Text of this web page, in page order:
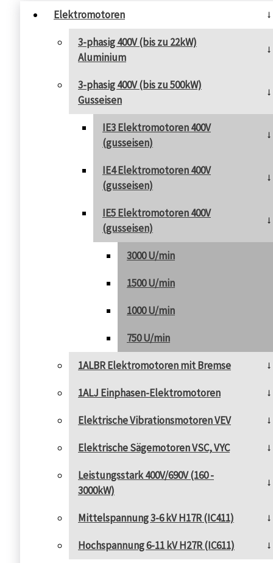
Elektromotoren
3-phasig 400V (bis zu 22kW)
Aluminium
3-phasig 400V (bis zu 500kW)
Gusseisen
IE3 Elektromotoren 400V
(gusseisen)
IE4 Elektromotoren 400V
(gusseisen)
IE5 Elektromotoren 400V
(gusseisen)
3000 U/min
1500 U/min
1000 U/min
750 U/min
1ALBR Elektromotoren mit Bremse
1ALJ Einphasen-Elektromotoren
Elektrische Vibrationsmotoren VEV
Elektrische Sägemotoren VSC, VYC
Leistungsstark 400V/690V (160 -
3000kW)
Mittelspannung 3-6 kV H17R (IC411)
Hochspannung 6-11 kV H27R (IC611)